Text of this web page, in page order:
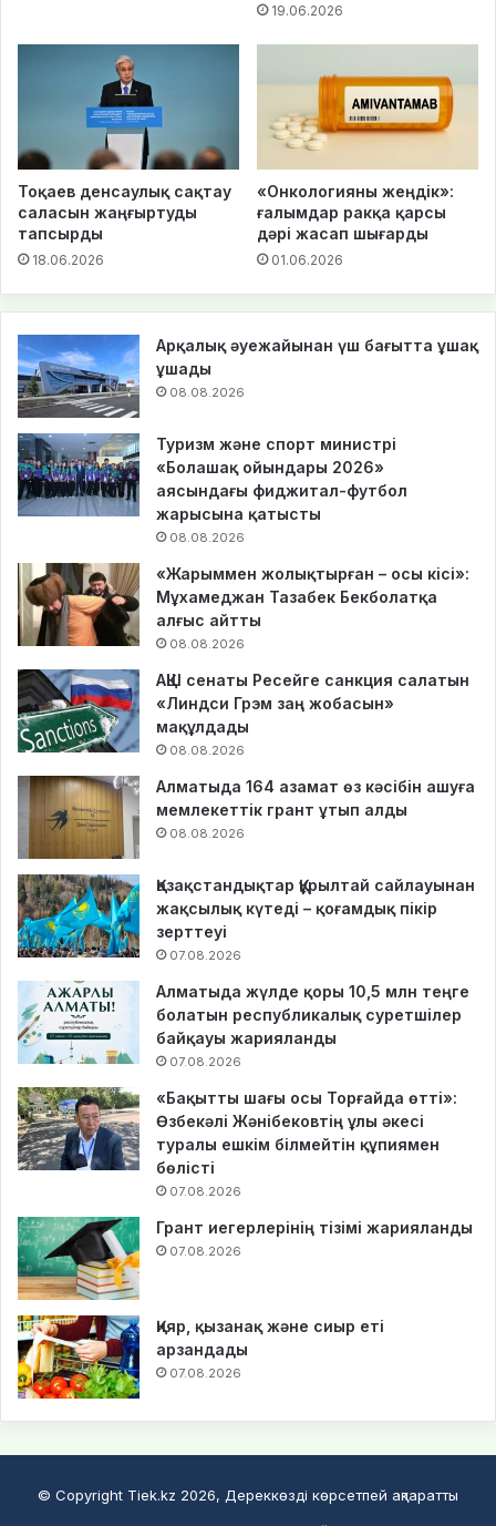
19.06.2026
Тоқаев денсаулық сақтау
саласын жаңғыртуды
тапсырды
18.06.2026
«Онкологияны жеңдік»:
ғалымдар ракқа қарсы
дәрі жасап шығарды
01.06.2026
Арқалық әуежайынан үш бағытта ұшақ
ұшады
08.08.2026
Туризм және спорт министрі
«Болашақ ойындары 2026»
аясындағы фиджитал-футбол
жарысына қатысты
08.08.2026
«Жарыммен жолықтырған – осы кісі»:
Мұхамеджан Тазабек Бекболатқа
алғыс айтты
08.08.2026
АҚШ сенаты Ресейге санкция салатын
«Линдси Грэм заң жобасын»
мақұлдады
08.08.2026
Алматыда 164 азамат өз кәсібін ашуға
мемлекеттік грант ұтып алды
08.08.2026
Қазақстандықтар Құрылтай сайлауынан
жақсылық күтеді – қоғамдық пікір
зерттеуі
07.08.2026
Алматыда жүлде қоры 10,5 млн теңге
болатын республикалық суретшілер
байқауы жарияланды
07.08.2026
«Бақытты шағы осы Торғайда өтті»:
Өзбекәлі Жәнібековтің ұлы әкесі
туралы ешкім білмейтін құпиямен
бөлісті
07.08.2026
Грант иегерлерінің тізімі жарияланды
07.08.2026
Қияр, қызанақ және сиыр еті
арзандады
07.08.2026
© Copyright Tiek.kz 2026, Дереккөзді көрсетпей ақпаратты